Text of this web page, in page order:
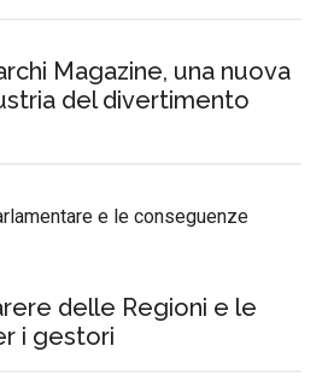
Magazine, una nuova
del divertimento
delle Regioni e le
i gestori